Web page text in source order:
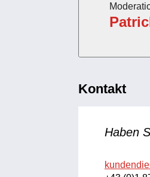
Kontakt
Haben